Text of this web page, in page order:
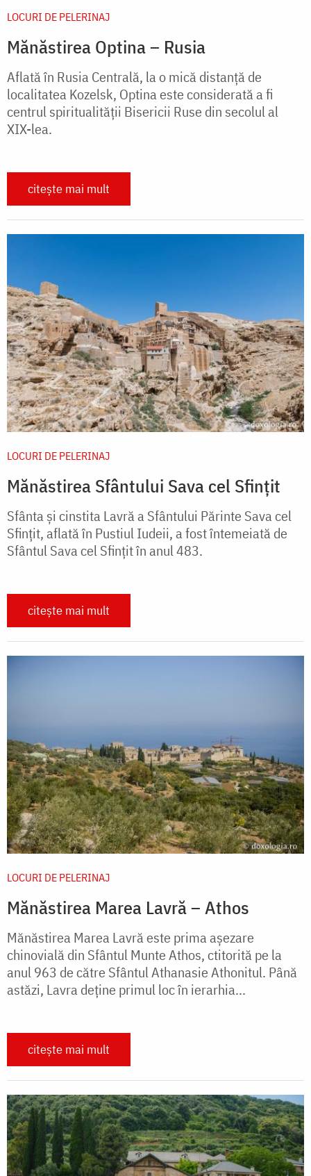
LOCURI DE PELERINAJ
Mănăstirea Optina – Rusia
Aflată în Rusia Centrală, la o mică distanţă de
localitatea Kozelsk, Optina este considerată a fi
centrul spiritualităţii Bisericii Ruse din secolul al
XIX-lea.
citește mai mult
LOCURI DE PELERINAJ
Mănăstirea Sfântului Sava cel Sfințit
Sfânta şi cinstita Lavră a Sfântului Părinte Sava cel
Sfinţit, aflată în Pustiul Iudeii, a fost întemeiată de
Sfântul Sava cel Sfinţit în anul 483.
citește mai mult
LOCURI DE PELERINAJ
Mănăstirea Marea Lavră – Athos
Mănăstirea Marea Lavră este prima aşezare
chinovială din Sfântul Munte Athos, ctitorită pe la
anul 963 de către Sfântul Athanasie Athonitul. Până
astăzi, Lavra deţine primul loc în ierarhia...
citește mai mult